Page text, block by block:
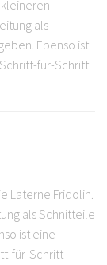
als
Ebenso ist
für-Schritt
Laterne Fridolin.
als Schnitteile
ist eine
für-Schritt